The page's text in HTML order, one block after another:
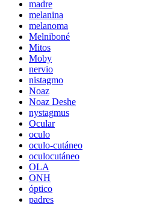
madre
melanina
melanoma
Melniboné
Mitos
Moby
nervio
nistagmo
Noaz
Noaz Deshe
nystagmus
Ocular
oculo
oculo-cutáneo
oculocutáneo
OLA
ONH
óptico
padres